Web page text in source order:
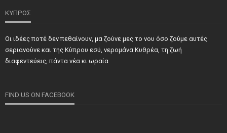
ΣΗΜΑΝΤΙΚΑ ΤΕΛΕΥΤΑΙΑ ΝΕΑ
Τιμήθηκαν και φέτος προσωπικότητες και φορείς των
ΚΥΠΡΟΣ
Οι ιδέες ποτέ δεν πεθαίνουν, μα ζούνε μες το νου όσο ζούμε αυτές
σεριανούνε και της Κύπρου εσύ, νερομάνα Κυθρέα, τη ζωή
διαφεντεύεις, πάντα νέα κι ωραία
FIND US ON FACEBOOK